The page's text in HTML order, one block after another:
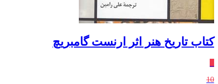
کتاب تاریخ هنر اثر ارنست گامبریچ
10